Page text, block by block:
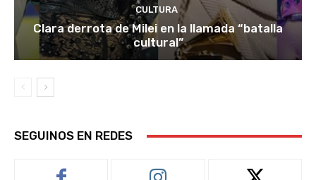
CULTURA
Clara derrota de Milei en la llamada “batalla
cultural”
SEGUINOS EN REDES